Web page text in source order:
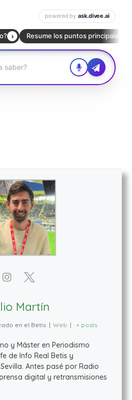
Martín
en el Betis | Web | + posts
y Máster en Periodismo
de Info Real Betis y
Antes pasé por Radio
digital y retransmisiones